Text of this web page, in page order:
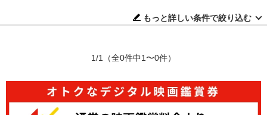
もっと詳しい条件で絞り込む
1/1 （全0件中1〜0件）